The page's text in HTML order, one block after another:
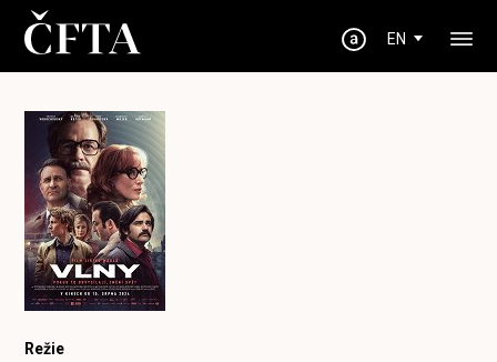
EN
Režie